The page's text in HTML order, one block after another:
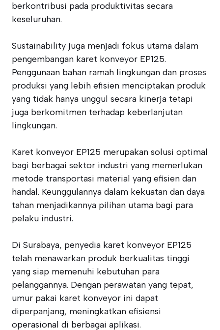
berkontribusi pada produktivitas secara
keseluruhan.
Sustainability juga menjadi fokus utama dalam
pengembangan karet konveyor EP125.
Penggunaan bahan ramah lingkungan dan proses
produksi yang lebih efisien menciptakan produk
yang tidak hanya unggul secara kinerja tetapi
juga berkomitmen terhadap keberlanjutan
lingkungan.
Karet konveyor EP125 merupakan solusi optimal
bagi berbagai sektor industri yang memerlukan
metode transportasi material yang efisien dan
handal. Keunggulannya dalam kekuatan dan daya
tahan menjadikannya pilihan utama bagi para
pelaku industri.
Di Surabaya, penyedia karet konveyor EP125
telah menawarkan produk berkualitas tinggi
yang siap memenuhi kebutuhan para
pelanggannya. Dengan perawatan yang tepat,
umur pakai karet konveyor ini dapat
diperpanjang, meningkatkan efisiensi
operasional di berbagai aplikasi.